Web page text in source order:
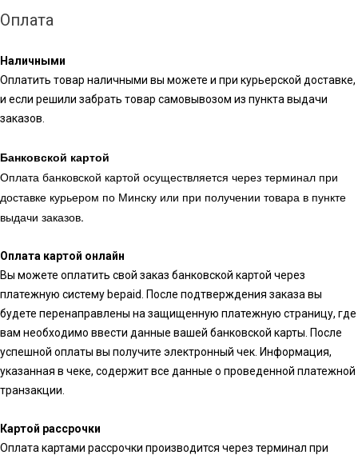
Оплата
Наличными
Оплатить товар наличными вы можете и при курьерской доставке,
и если решили забрать товар самовывозом из пункта выдачи
заказов.
Банковской картой
Оплата банковской картой осуществляется через терминал при
доставке курьером по Минску или при получении товара в пункте
выдачи заказов.
Оплата картой онлайн
Вы можете оплатить свой заказ банковской картой через
платежную систему bepaid. После подтверждения заказа вы
будете перенаправлены на защищенную платежную страницу, где
вам необходимо ввести данные вашей банковской карты. После
успешной оплаты вы получите электронный чек. Информация,
указанная в чеке, содержит все данные о проведенной платежной
транзакции.
Картой рассрочки
Оплата картами рассрочки производится через терминал при